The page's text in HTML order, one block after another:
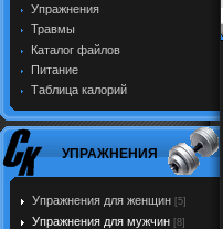
Упражнения
Травмы
Каталог файлов
Питание
Таблица калорий
УПРАЖНЕНИЯ
Упражнения для женщин [5]
Упражнения для мужчин [8]